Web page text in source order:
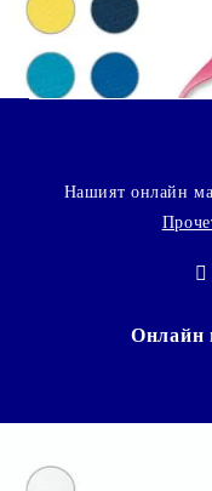
Нашият онлайн
Онлайн